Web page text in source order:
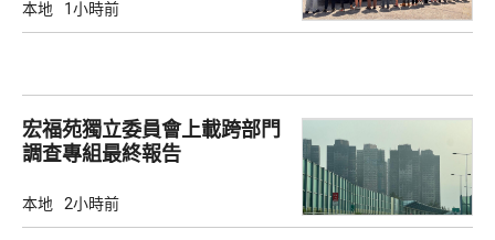
本地 1小時前
宏福苑獨立委員會上載跨部門
調查專組最終報告
本地 2小時前